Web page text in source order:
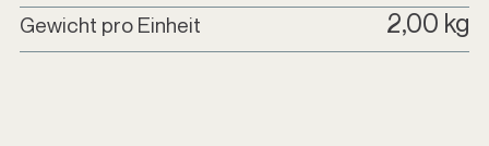
Gewicht pro Einheit 2,00 kg